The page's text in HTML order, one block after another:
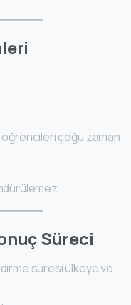
çoğu zaman
Süreci
süresi ülkeye ve